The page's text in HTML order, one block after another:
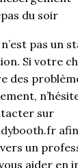
du soir
pas un
Si votre
des
sur
un
aider en